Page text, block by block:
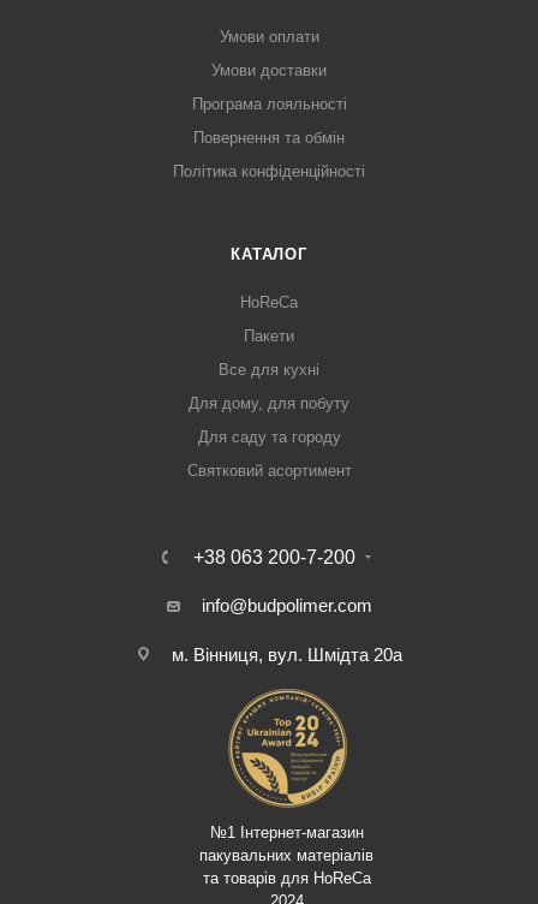
Умови оплати
Умови доставки
Програма лояльності
Повернення та обмін
Політика конфіденційності
КАТАЛОГ
HoReCa
Пакети
Все для кухні
Для дому, для побуту
Для саду та городу
Святковий асортимент
+38 063 200-7-200
info@budpolimer.com
м. Вінниця, вул. Шмідта 20а
№1 Інтернет-магазин
пакувальних матеріалів
та товарів для HoReCa